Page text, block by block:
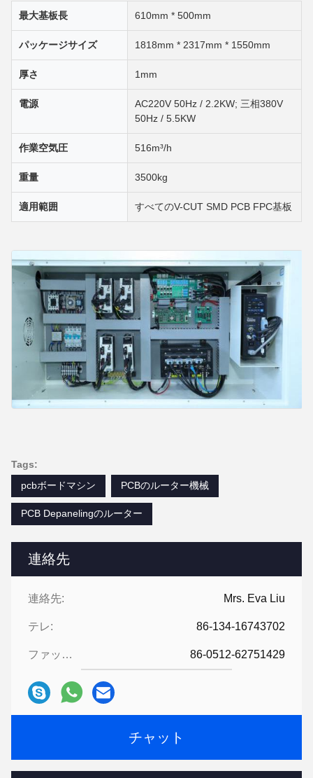
連絡先
連絡先: Mrs. Eva Liu
テレ: 86-134-16743702
ファックス: 86-0512-62751429
チャット
最大基板長 610mm * 500mm
パッケージサイズ 1818mm * 2317mm * 1550mm
厚さ 1mm
電源
AC220V 50Hz / 2.2KW; 三相380V
50Hz / 5.5KW
作業空気圧 516m³/h
重量 3500kg
適用範囲 すべてのV-CUT SMD PCB FPC基板
Tags:
pcbボードマシン
PCBのルーター機械
PCB Depanelingのルーター